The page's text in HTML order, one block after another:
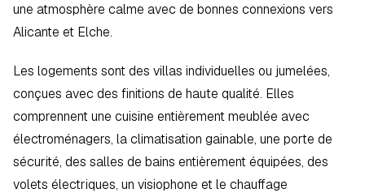
une atmosphère calme avec de bonnes connexions vers
Alicante et Elche.
Les logements sont des villas individuelles ou jumelées,
conçues avec des finitions de haute qualité. Elles
comprennent une cuisine entièrement meublée avec
électroménagers, la climatisation gainable, une porte de
sécurité, des salles de bains entièrement équipées, des
volets électriques, un visiophone et le chauffage